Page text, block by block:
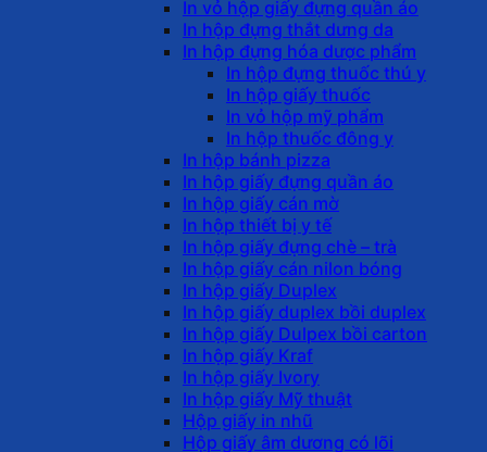
In vỏ hộp giấy đựng quần áo
In hộp đựng thắt dưng da
In hộp đựng hóa dược phẩm
In hộp đựng thuốc thú y
In hộp giấy thuốc
In vỏ hộp mỹ phẩm
In hộp thuốc đông y
In hộp bánh pizza
In hộp giấy đựng quần áo
In hộp giấy cán mờ
In hộp thiết bị y tế
In hộp giấy đựng chè – trà
In hộp giấy cán nilon bóng
In hộp giấy Duplex
In hộp giấy duplex bồi duplex
In hộp giấy Dulpex bồi carton
In hộp giấy Kraf
In hộp giấy Ivory
In hộp giấy Mỹ thuật
Hộp giấy in nhũ
Hộp giấy âm dương có lõi